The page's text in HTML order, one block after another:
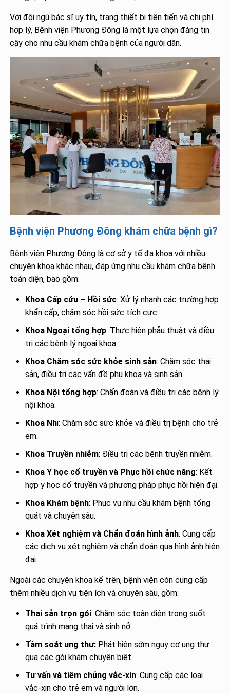
Với đội ngũ bác sĩ uy tín, trang thiết bị tiên tiến và chi phí
hợp lý, Bệnh viện Phương Đông là một lựa chọn đáng tin
cậy cho nhu cầu khám chữa bệnh của người dân.
Bệnh viện Phương Đông khám chữa bệnh gì?
Bệnh viện Phương Đông là cơ sở y tế đa khoa với nhiều
chuyên khoa khác nhau, đáp ứng nhu cầu khám chữa bệnh
toàn diện, bao gồm:
Khoa Cấp cứu – Hồi sức: Xử lý nhanh các trường hợp
khẩn cấp, chăm sóc hồi sức tích cực.
Khoa Ngoại tổng hợp: Thực hiện phẫu thuật và điều
trị các bệnh lý ngoại khoa.
Khoa Chăm sóc sức khỏe sinh sản: Chăm sóc thai
sản, điều trị các vấn đề phụ khoa và sinh sản.
Khoa Nội tổng hợp: Chẩn đoán và điều trị các bệnh lý
nội khoa.
Khoa Nhi: Chăm sóc sức khỏe và điều trị bệnh cho trẻ
em.
Khoa Truyền nhiễm: Điều trị các bệnh truyền nhiễm.
Khoa Y học cổ truyền và Phục hồi chức năng: Kết
hợp y học cổ truyền và phương pháp phục hồi hiện đại.
Khoa Khám bệnh: Phục vụ nhu cầu khám bệnh tổng
quát và chuyên sâu.
Khoa Xét nghiệm và Chẩn đoán hình ảnh: Cung cấp
các dịch vụ xét nghiệm và chẩn đoán qua hình ảnh hiện
đại.
Ngoài các chuyên khoa kể trên, bệnh viện còn cung cấp
thêm nhiều dịch vụ tiện ích và chuyên sâu, gồm:
Thai sản trọn gói: Chăm sóc toàn diện trong suốt
quá trình mang thai và sinh nở.
Tầm soát ung thư: Phát hiện sớm nguy cơ ung thư
qua các gói khám chuyên biệt.
Tư vấn và tiêm chủng vắc-xin: Cung cấp các loại
vắc-xin cho trẻ em và người lớn.